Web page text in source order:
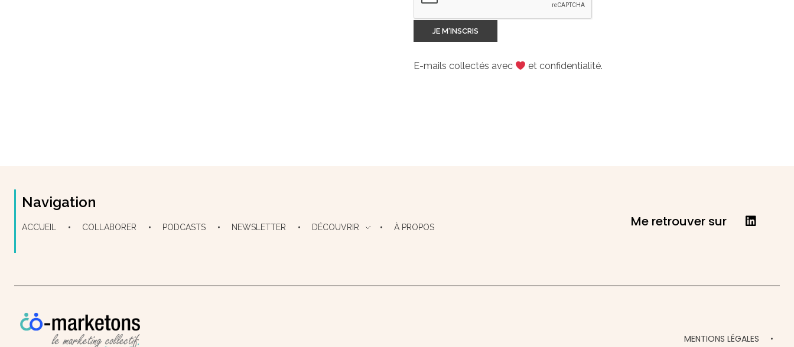
E-mails collectés avec et confidentialité.
Navigation
ACCUEIL COLLABORER PODCASTS NEWSLETTER DÉCOUVRIR À PROPOS Me retrouver sur
MENTIONS LÉGALES